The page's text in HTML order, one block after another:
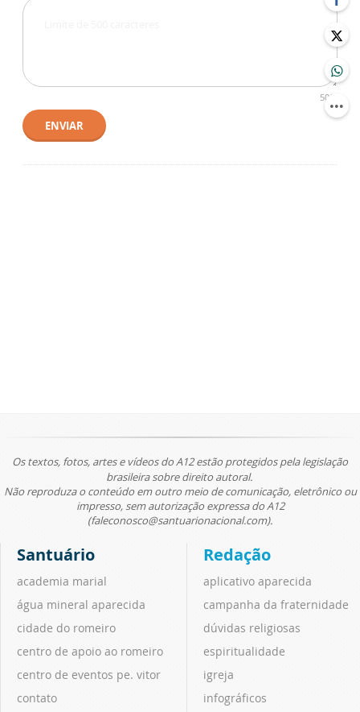
500
ENVIAR
Os textos, fotos, artes e vídeos do A12 estão protegidos pela legislação
brasileira sobre direito autoral.
Não reproduza o conteúdo em outro meio de comunicação, eletrônico ou
impresso, sem autorização expressa do A12
(faleconosco@santuarionacional.com).
Santuário
academia marial
água mineral aparecida
cidade do romeiro
centro de apoio ao romeiro
centro de eventos pe. vitor
contato
Redação
aplicativo aparecida
campanha da fraternidade
dúvidas religiosas
espiritualidade
igreja
infográficos